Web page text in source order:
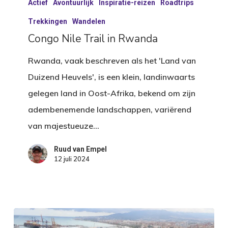
Trail
Actief Avontuurlijk Inspiratie-reizen Roadtrips
Trekkingen Wandelen
Congo Nile Trail in Rwanda
Rwanda, vaak beschreven als het 'Land van
Duizend Heuvels', is een klein, landinwaarts
gelegen land in Oost-Afrika, bekend om zijn
adembenemende landschappen, variërend
van majestueuze…
Ruud van Empel
12 juli 2024